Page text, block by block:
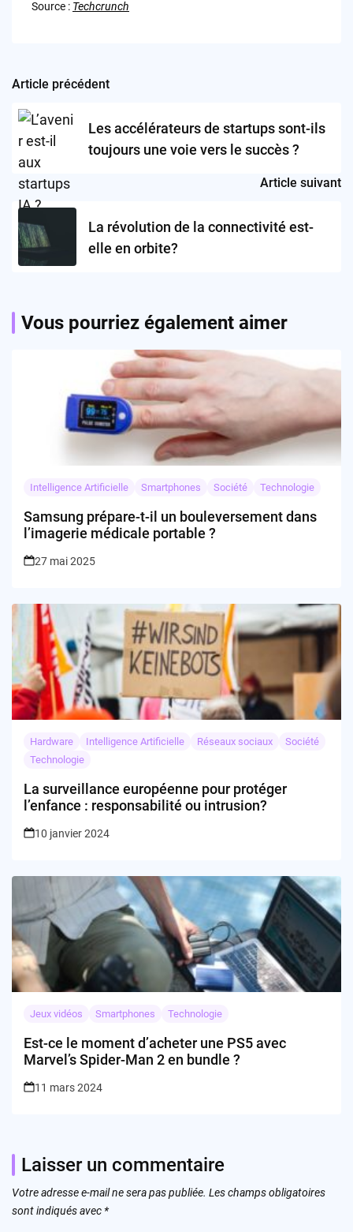
Source : Techcrunch
Post
navigation
Article précédent
Les accélérateurs de startups sont-ils
toujours une voie vers le succès ?
Article suivant
La révolution de la connectivité est-
elle en orbite?
Vous pourriez également aimer
Intelligence Artificielle Smartphones Société Technologie
Samsung prépare-t-il un bouleversement dans
l’imagerie médicale portable ?
27 mai 2025
Hardware Intelligence Artificielle Réseaux sociaux
Société
Technologie
La surveillance européenne pour protéger
l’enfance : responsabilité ou intrusion?
10 janvier 2024
Jeux vidéos Smartphones Technologie
Est-ce le moment d’acheter une PS5 avec
Marvel’s Spider-Man 2 en bundle ?
11 mars 2024
Laisser un commentaire
Votre adresse e-mail ne sera pas publiée. Les champs obligatoires
sont indiqués avec *